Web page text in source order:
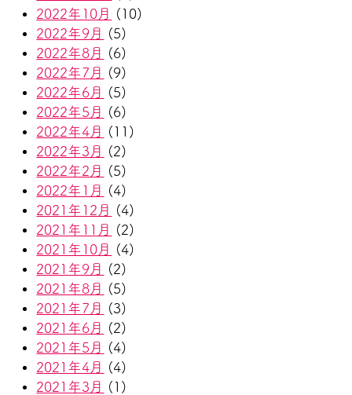
2022年10月
(10)
2022年9月
(5)
2022年8月
(6)
2022年7月
(9)
2022年6月
(5)
2022年5月
(6)
2022年4月
(11)
2022年3月
(2)
2022年2月
(5)
2022年1月
(4)
2021年12月
(4)
2021年11月
(2)
2021年10月
(4)
2021年9月
(2)
2021年8月
(5)
2021年7月
(3)
2021年6月
(2)
2021年5月
(4)
2021年4月
(4)
2021年3月
(1)